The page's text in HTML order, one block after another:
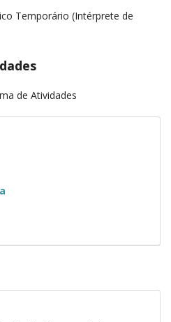
Temporário (Intérprete de
de Atividades